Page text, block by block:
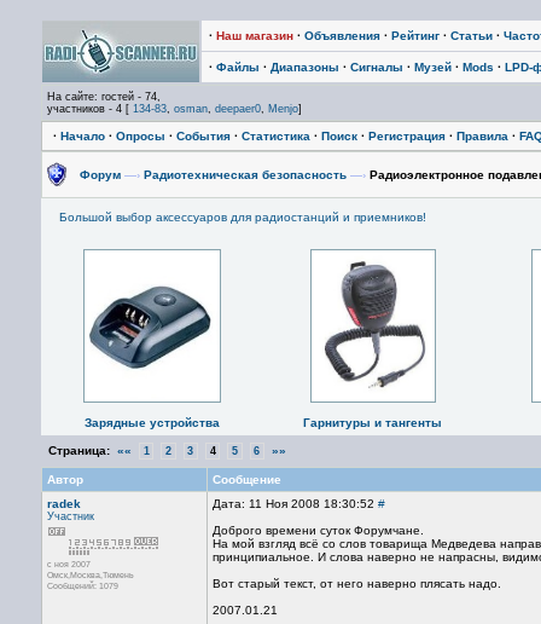
· Наш магазин · Объявления · Рейтинг · Статьи ·
· Файлы · Диапазоны · Сигналы · Музей · Mods · LPD-
На сайте: гостей - 74,
участников - 4 [ 134-83, osman, deepaer0, Menjo]
· Начало · Опросы · События · Статистика · Поиск · Регистрация · Правила ·
Форум —› Радиотехническая безопасность —› Радиоэлектронное
Большой выбор аксессуаров для радиостанций и приемников!
Зарядные устройства Гарнитуры и тангенты
Страница: «« 1 2 3 4 5 6 »»
Автор
Сообщение
radek
Участник
с ноя 2007
Омск,Москва,Тюмень
Сообщений: 1079
Дата: 11 Ноя 2008 18:30:52 #
Доброго времени суток Форумчане.
На мой взгляд всё со слов товарища Медведева
принципиальное. И слова наверно не напрасны,
Вот старый текст, от него наверно плясать надо.
2007.01.21